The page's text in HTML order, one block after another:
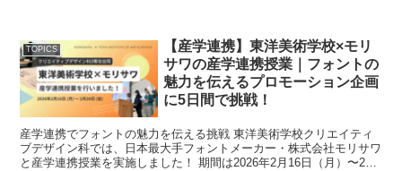
TOPICS
【産学連携】東洋美術学校×モリ
サワの産学連携授業｜フォントの
魅力を伝えるプロモーション企画
に5日間で挑戦！
産学連携でフォントの魅力を伝える挑戦 東洋美術学校クリエイティ
ブデザイン科では、日本最大手フォントメーカー・株式会社モリサワ
と産学連携授業を実施しました！ 期間は2026年2月16日（月）〜2月